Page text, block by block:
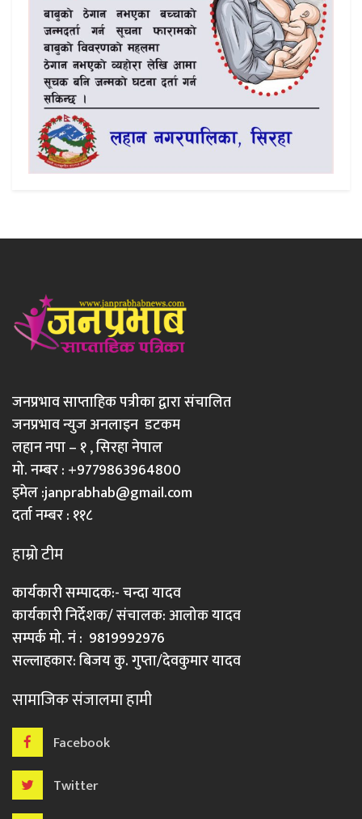
जनप्रभाव साप्ताहिक पत्रीका द्वारा संचालित
जनप्रभाव न्युज अनलाइन डटकम
लहान नपा – १ , सिरहा नेपाल
मो. नम्बर : +9779863964800
इमेल :janprabhab@gmail.com
दर्ता नम्बर : ११८
हाम्रो टीम
कार्यकारी सम्पादक:- चन्दा यादव
कार्यकारी निर्देशक/ संचालक: आलोक यादव
सम्पर्क मो. नं : 9819992976
सल्लाहकार: बिजय कु. गुप्ता/देवकुमार यादव
सामाजिक संजालमा हामी
Facebook
Twitter